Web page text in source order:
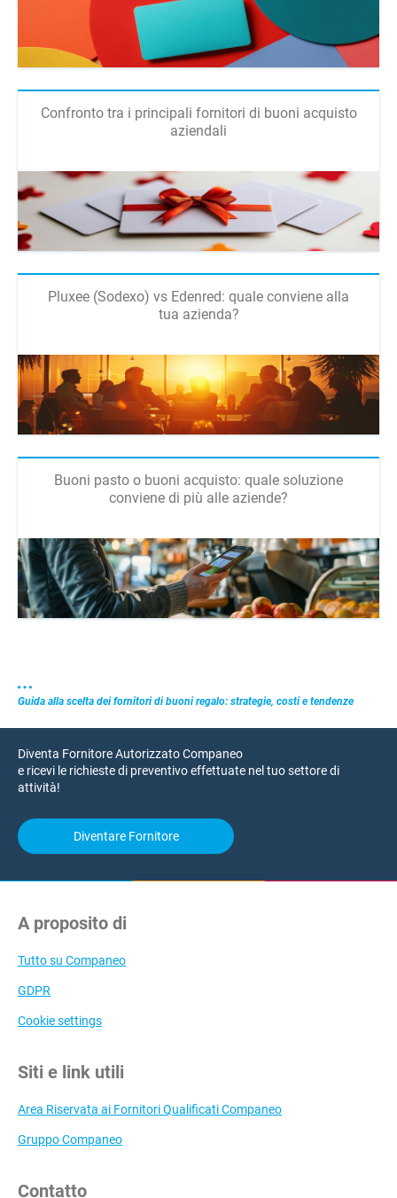
Confronto tra i principali fornitori di buoni acquisto
aziendali
Pluxee (Sodexo) vs Edenred: quale conviene alla
tua azienda?
Buoni pasto o buoni acquisto: quale soluzione
conviene di più alle aziende?
Guida alla scelta dei fornitori di buoni regalo: strategie, costi e tendenze
Diventa Fornitore Autorizzato Companeo
e ricevi le richieste di preventivo effettuate nel tuo settore di
attività!
Diventare Fornitore
A proposito di
Tutto su Companeo
GDPR
Cookie settings
Siti e link utili
Area Riservata ai Fornitori Qualificati Companeo
Gruppo Companeo
Contatto